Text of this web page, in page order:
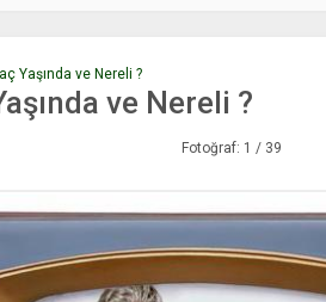
Yaşında ve Nereli ?
ve Nereli ?
Fotoğraf: 1 / 39